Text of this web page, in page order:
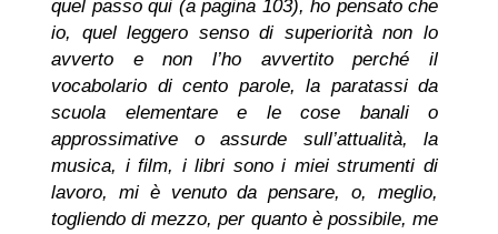
quel passo qui (a pagina 103), ho pensato che
io, quel leggero senso di superiorità non lo
avverto e non l’ho avvertito perché il
vocabolario di cento parole, la paratassi da
scuola elementare e le cose banali o
approssimative o assurde sull’attualità, la
musica, i film, i libri sono i miei strumenti di
lavoro, mi è venuto da pensare, o, meglio,
togliendo di mezzo, per quanto è possibile, me